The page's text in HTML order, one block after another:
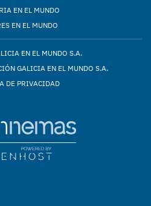
EN EL MUNDO
EN EL MUNDO
EN EL MUNDO S.A.
GALICIA EN EL MUNDO S.A.
DE PRIVACIDAD